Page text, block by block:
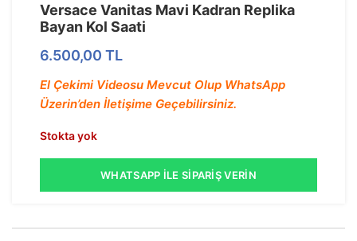
Versace Vanitas Mavi Kadran Replika
Bayan Kol Saati
6.500,00 TL
El Çekimi Videosu Mevcut Olup WhatsApp
Üzerin’den İletişime Geçebilirsiniz.
Stokta yok
WHATSAPP İLE SIPARIŞ VERIN